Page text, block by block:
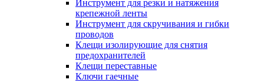
Инструмент для резки и натяжения
крепежной ленты
Инструмент для скручивания и гибки
проводов
Клещи изолирующие для снятия
предохранителей
Клещи переставные
Ключи гаечные